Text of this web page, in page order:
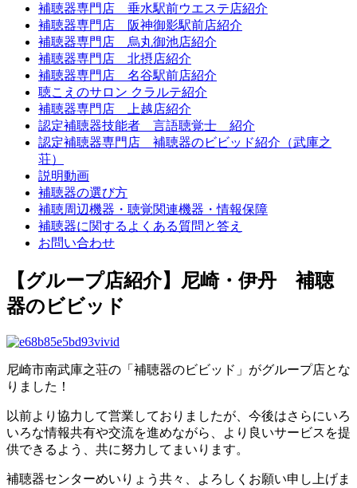
補聴器専門店 垂水駅前ウエステ店紹介
補聴器専門店 阪神御影駅前店紹介
補聴器専門店 烏丸御池店紹介
補聴器専門店 北摂店紹介
補聴器専門店 名谷駅前店紹介
聴こえのサロン クラルテ紹介
補聴器専門店 上越店紹介
認定補聴器技能者 言語聴覚士 紹介
認定補聴器専門店 補聴器のビビッド紹介（武庫之
荘）
説明動画
補聴器の選び方
補聴周辺機器・聴覚関連機器・情報保障
補聴器に関するよくある質問と答え
お問い合わせ
【グループ店紹介】尼崎・伊丹 補聴
器のビビッド
尼崎市南武庫之荘の「補聴器のビビッド」がグループ店とな
りました！
以前より協力して営業しておりましたが、今後はさらにいろ
いろな情報共有や交流を進めながら、より良いサービスを提
供できるよう、共に努力してまいります。
補聴器センターめいりょう共々、よろしくお願い申し上げま